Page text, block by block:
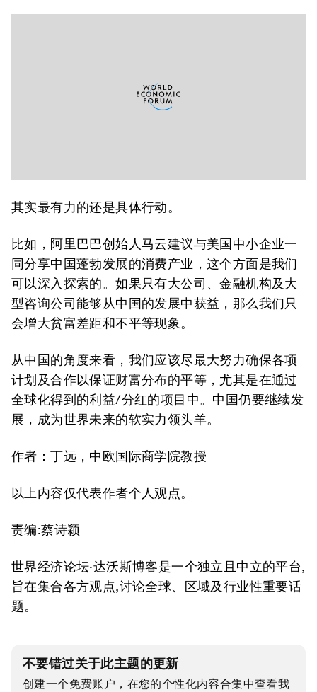
其实最有力的还是具体行动。
比如，阿里巴巴创始人马云建议与美国中小企业一
同分享中国蓬勃发展的消费产业，这个方面是我们
可以深入探索的。如果只有大公司、金融机构及大
型咨询公司能够从中国的发展中获益，那么我们只
会增大贫富差距和不平等现象。
从中国的角度来看，我们应该尽最大努力确保各项
计划及合作以保证财富分布的平等，尤其是在通过
全球化得到的利益/分红的项目中。中国仍要继续发
展，成为世界未来的软实力领头羊。
作者：丁远，中欧国际商学院教授
以上内容仅代表作者个人观点。
责编:蔡诗颖
世界经济论坛·达沃斯博客是一个独立且中立的平台,
旨在集合各方观点,讨论全球、区域及行业性重要话
题。
不要错过关于此主题的更新
创建一个免费账户，在您的个性化内容合集中查看我